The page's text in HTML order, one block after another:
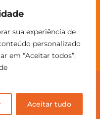
sua experiência de
personalizado
em “Aceitar todos”,
Aceitar tudo
reservados.